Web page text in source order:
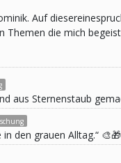
Auf
Themen die mich
aus Sternenstaub
den grauen Alltag.“ 🎨🎁